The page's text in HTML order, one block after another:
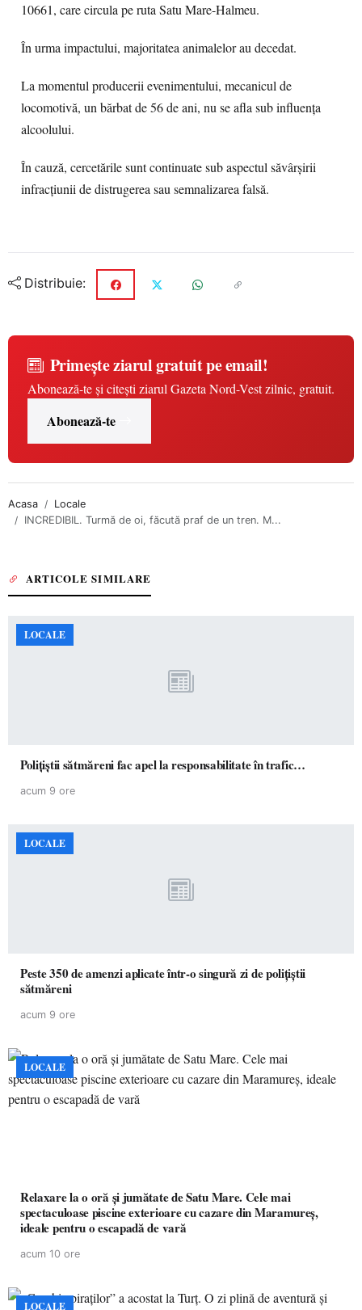
10661, care circula pe ruta Satu Mare-Halmeu.
În urma impactului, majoritatea animalelor au decedat.
La momentul producerii evenimentului, mecanicul de
locomotivă, un bărbat de 56 de ani, nu se afla sub influența
alcoolului.
În cauză, cercetările sunt continuate sub aspectul săvârșirii
infracțiunii de distrugerea sau semnalizarea falsă.
Distribuie:
Primește ziarul gratuit pe email!
Abonează-te și citești ziarul Gazeta Nord-Vest zilnic, gratuit.
Abonează-te
Acasa
Locale
INCREDIBIL. Turmă de oi, făcută praf de un tren. M...
ARTICOLE SIMILARE
LOCALE
Polițiștii sătmăreni fac apel la responsabilitate în trafic…
acum 9 ore
LOCALE
Peste 350 de amenzi aplicate într-o singură zi de polițiștii
sătmăreni
acum 9 ore
LOCALE
Relaxare la o oră și jumătate de Satu Mare. Cele mai
spectaculoase piscine exterioare cu cazare din Maramureș,
ideale pentru o escapadă de vară
acum 10 ore
LOCALE